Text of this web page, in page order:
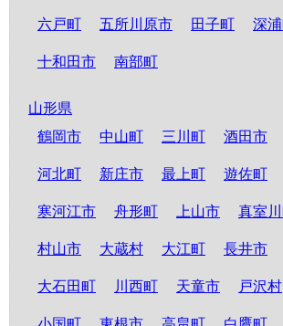
六戸町 五所川原市 田子町 深
十和田市 南部町
山形県
鶴岡市
中山町 三川町 酒田市
河北町 新庄市 最上町 遊佐町
寒河江市 舟形町 上山市 真室
村山市 大蔵村 大江町 長井市
大石田町 川西町 天童市 戸沢村